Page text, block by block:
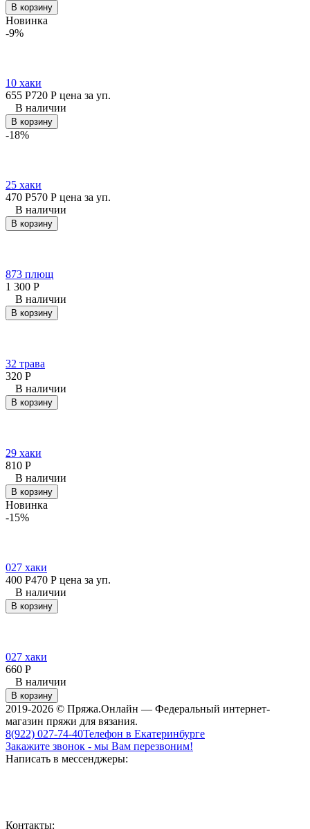
В корзину
Новинка
-9%
10 хаки
655 Р720 Р цена за уп.
В наличии
В корзину
-18%
25 хаки
470 Р570 Р цена за уп.
В наличии
В корзину
873 плющ
1 300 Р
В наличии
В корзину
32 трава
320 Р
В наличии
В корзину
29 хаки
810 Р
В наличии
В корзину
Новинка
-15%
027 хаки
400 Р470 Р цена за уп.
В наличии
В корзину
027 хаки
660 Р
В наличии
В корзину
2019-2026 © Пряжа.Онлайн — Федеральный интернет-
магазин пряжи для вязания.
8(922) 027-74-40Телефон в Екатеринбурге
Закажите звонок - мы Вам перезвоним!
Написать в мессенджеры:
Контакты: